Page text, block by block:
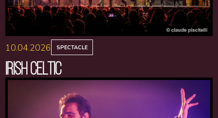
10.04.2026 SPECTACLE
IRISH CELTIC